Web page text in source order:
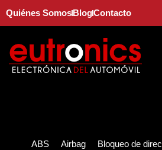
Quiénes SomosBlogContacto
ABS Airbag Bloqueo de